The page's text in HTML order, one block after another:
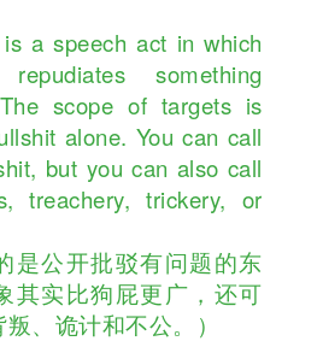
a speech act in which
something
scope of targets is
alone. You can call
but you can also call
treachery, trickery, or
是公开批驳有问题的东
其实比狗屁更广，还可
、诡计和不公。）